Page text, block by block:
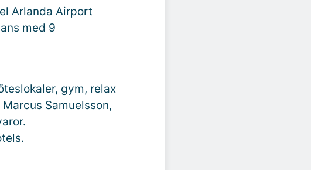
Arlanda Airport
med 9
gym, relax
Samuelsson,